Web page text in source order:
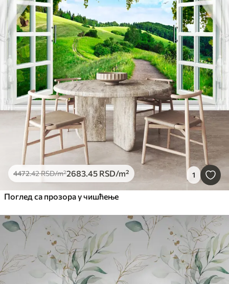
4472.42RSD/m²2683.45 RSD/m² 1
Поглед са прозора у чишћење